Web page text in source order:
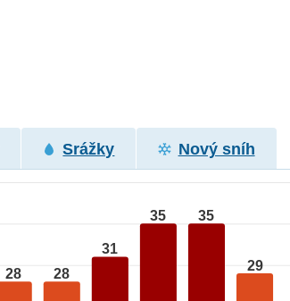
Srážky Nový sníh
28 28
31
35 35
29